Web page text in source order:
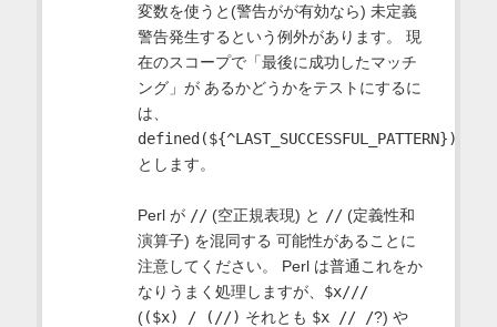
変数を使うと(警告がが有効なら) 未定義
警告発生するという例外があります。 現
在のスコープで「最後に成功したマッチ
ング」が あるかどうかをテストにするに
は、
defined(${^LAST_SUCCESSFUL_PATTERN})
とします。
Perl が //(空正規表現) と //(定義性和
演算子) を混同する 可能性があることに
注意してください。 Perl は普通これをか
なりうまく処理しますが、 $x///
(($x) / (//) それとも $x // /?) や